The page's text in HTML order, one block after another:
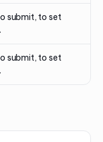
submit, to set
submit, to set